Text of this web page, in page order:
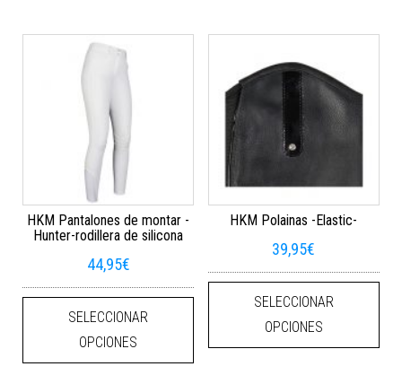
HKM Pantalones de montar -
Hunter-rodillera de silicona
44,95€
SELECCIONAR
OPCIONES
Este producto tiene múltiples
HKM Polainas -Elastic-
39,95€
SELECCIONAR
OPCIONES